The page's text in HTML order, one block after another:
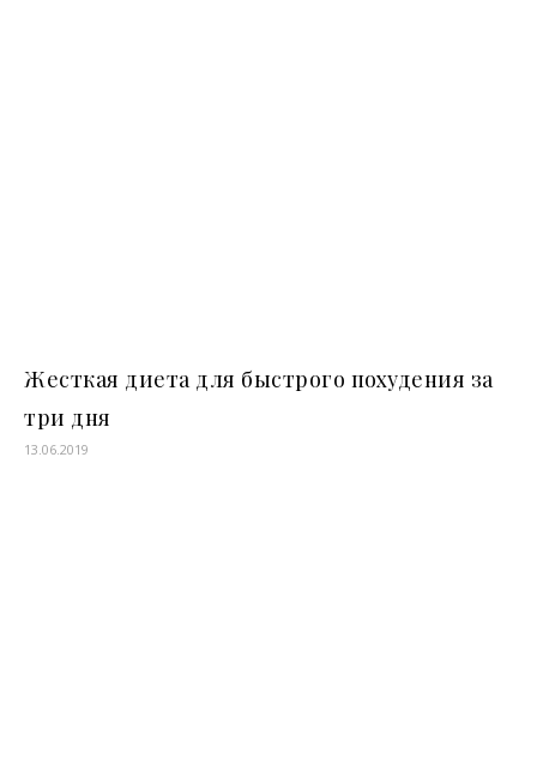
Жесткая диета для быстрого похудения за
три дня
13.06.2019